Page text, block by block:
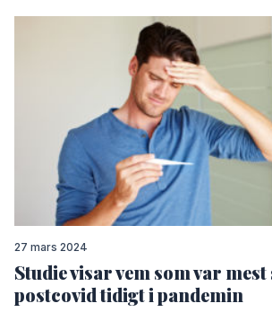
27 mars 2024
Studie visar vem som var
postcovid tidigt i pandemin